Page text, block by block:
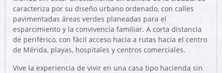
caracteriza por su diseño urbano ordenado, con calles
pavimentadas áreas verdes planeadas para el
esparcimiento y la convivencia familiar. A corta distancia
de periférico, con fácil acceso hacia a rutas hacia el centro
de Mérida, playas, hospitales y centros comerciales.
Vive la experiencia de vivir en una casa tipo hacienda sin